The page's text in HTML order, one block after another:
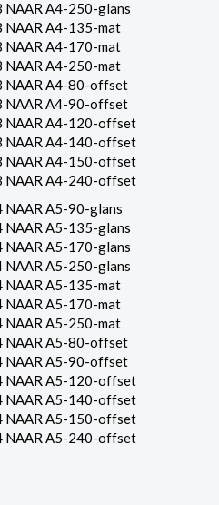
NAAR A4-250-glans
NAAR A4-135-mat
NAAR A4-170-mat
NAAR A4-250-mat
NAAR A4-80-offset
NAAR A4-90-offset
NAAR A4-120-offset
NAAR A4-140-offset
NAAR A4-150-offset
NAAR A4-240-offset
NAAR A5-90-glans
NAAR A5-135-glans
NAAR A5-170-glans
NAAR A5-250-glans
NAAR A5-135-mat
NAAR A5-170-mat
NAAR A5-250-mat
NAAR A5-80-offset
NAAR A5-90-offset
NAAR A5-120-offset
NAAR A5-140-offset
NAAR A5-150-offset
NAAR A5-240-offset